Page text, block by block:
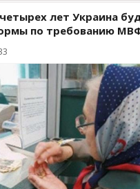
лет Украина
по требованию